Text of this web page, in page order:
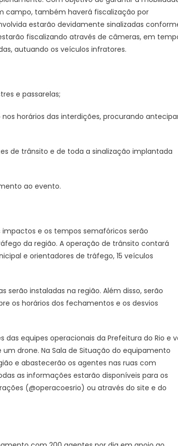
campo, também haverá fiscalização por
estarão devidamente sinalizadas
fiscalizando através de câmeras, em
autuando os veículos infratores.
e passarelas;
horários das interdições, procurando
de trânsito e de toda a sinalização implantada
ao evento.
e os tempos semafóricos serão
da região. A operação de trânsito contará
e orientadores de tráfego, 15 veículos
serão instaladas na região. Além disso, serão
os horários dos fechamentos e os desvios
equipes operacionais da Prefeitura do Rio e
drone. Na Sala de Situação do equipamento
e abastecerão os agentes nas ruas com
as informações estarão disponíveis para os
(@operacoesrio) ou através do site e do